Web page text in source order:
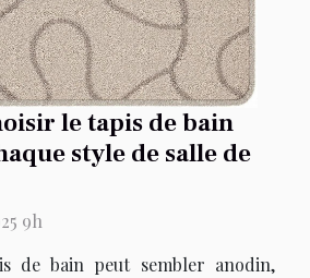
le tapis de bain
style de salle de
9h
de bain peut sembler anodin,